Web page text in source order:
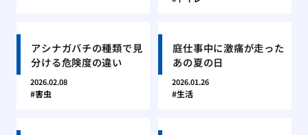
アシナガバチの種類で見
分ける危険度の違い
2026.02.08
害虫
庭仕事中に激痛が走った
あの夏の日
2026.01.26
生活